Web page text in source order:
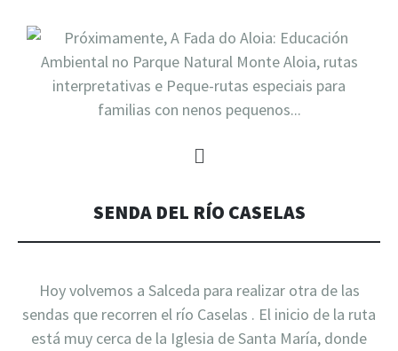
SENDA DEL RÍO CASELAS
Hoy volvemos a Salceda para realizar otra de las
sendas que recorren el río Caselas . El inicio de la ruta
está muy cerca de la Iglesia de Santa María, donde